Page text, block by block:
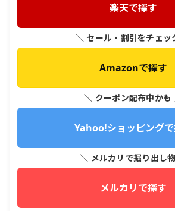
楽天で探す
＼ セール・割引をチェッ
Amazonで探す
＼ クーポン配布中かも
Yahoo!ショッピング
＼ メルカリで掘り出し
メルカリで探す